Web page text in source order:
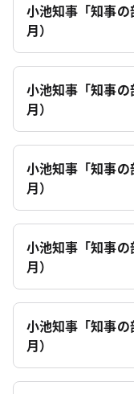
小池知事「知事
月）
小池知事「知事
月）
小池知事「知事
月）
小池知事「知事
月）
小池知事「知事
月）